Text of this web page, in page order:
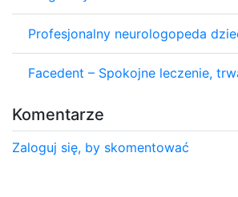
Profesjonalny neurologopeda
Facedent – Spokojne leczenie,
Komentarze
Zaloguj się, by skomentować